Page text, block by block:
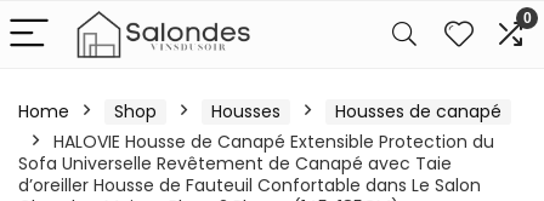
0
Home Shop Housses
Housses de canapé
HALOVIE Housse de Canapé Extensible Protection du
Sofa Universelle Revêtement de Canapé avec Taie
d’oreiller Housse de Fauteuil Confortable dans Le Salon